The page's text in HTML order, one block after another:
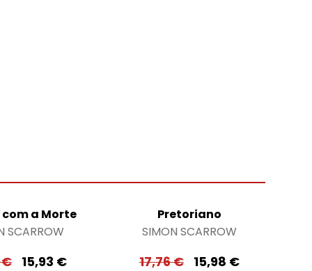
a Morte
SCARROW
€ 15,93 €
Pretoriano
SIMON SCARROW
17,76€ 15,98 €